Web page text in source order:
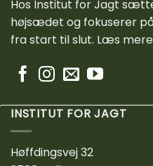
Hos Institut for Jagt
højsædet og fokuserer
fra start til slut. Læs
INSTITUT FOR JAGT
Høffdingsvej 32